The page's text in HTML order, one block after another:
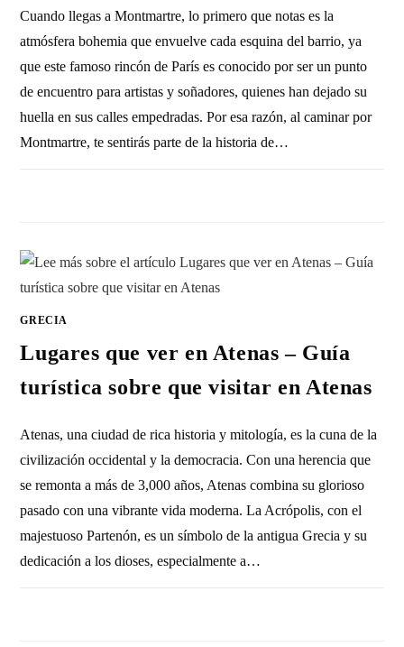
Cuando llegas a Montmartre, lo primero que notas es la
atmósfera bohemia que envuelve cada esquina del barrio, ya
que este famoso rincón de París es conocido por ser un punto
de encuentro para artistas y soñadores, quienes han dejado su
huella en sus calles empedradas. Por esa razón, al caminar por
Montmartre, te sentirás parte de la historia de…
GRECIA
Lugares que ver en Atenas – Guía
turística sobre que visitar en Atenas
Atenas, una ciudad de rica historia y mitología, es la cuna de la
civilización occidental y la democracia. Con una herencia que
se remonta a más de 3,000 años, Atenas combina su glorioso
pasado con una vibrante vida moderna. La Acrópolis, con el
majestuoso Partenón, es un símbolo de la antigua Grecia y su
dedicación a los dioses, especialmente a…